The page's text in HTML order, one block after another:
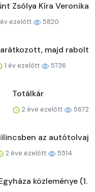
Zsólya Kíra Veronika
év ezelőtt 5820
majd rabolt
1 év ezelőtt 5736
Totálkár
2 éve ezelőtt 5672
az autótolvaj
2 éve ezelőtt 5514
közleménye (1.